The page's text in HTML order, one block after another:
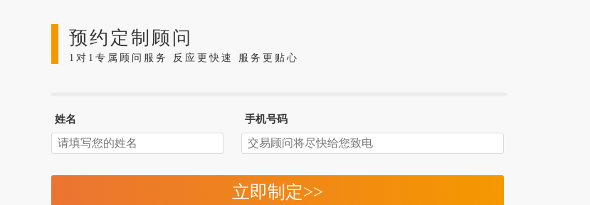
预约定制顾问
1对1专属顾问服务 反应更快速 服务更贴心
姓名 手机号码
立即制定>>